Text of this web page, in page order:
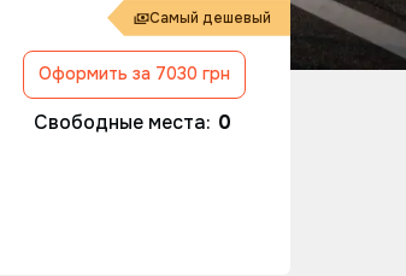
Самый дешевый
Оформить за 7030 грн
Свободные места: 0